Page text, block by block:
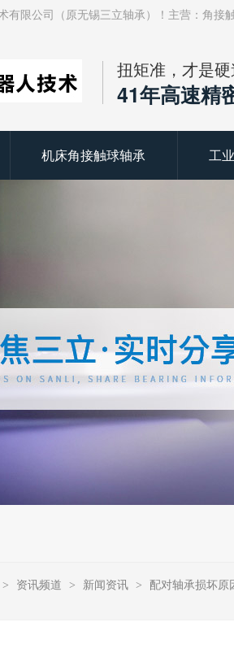
有限公司（原无锡三立轴承）！主营：角
扭矩准，才是
41年高速精
机床角接触球轴承 工
> 资讯频道 > 新闻资讯 > 配对轴承损坏原